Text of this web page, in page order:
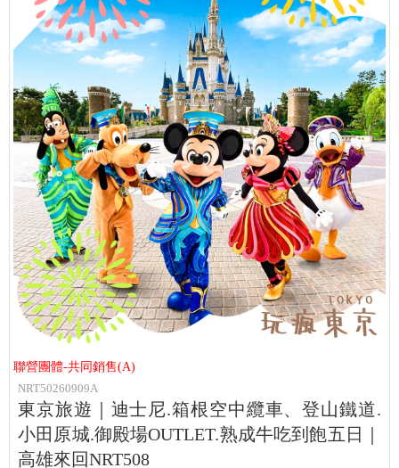
聯營團體-共同銷售(A)
NRT50260909A
東京旅遊｜迪士尼.箱根空中纜車、登山鐵道.
小田原城.御殿場OUTLET.熟成牛吃到飽五日｜
高雄來回NRT508